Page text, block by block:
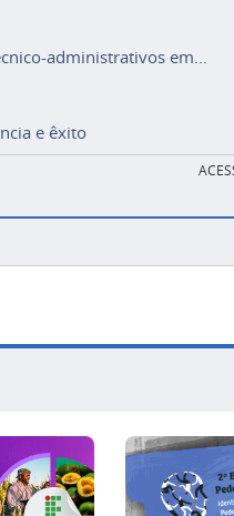
administrativos em...
e êxito